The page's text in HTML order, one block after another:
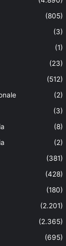
(805)
(3)
(1)
(23)
(512)
(2)
(3)
(8)
(2)
(381)
(428)
(180)
(2.201)
(2.365)
(695)